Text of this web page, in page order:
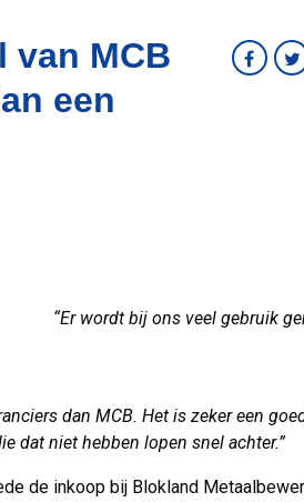
van MCB
een
“Er wordt bij ons veel gebruik
dan MCB. Het is zeker een
dat niet hebben lopen snel achter.”
de inkoop bij Blokland